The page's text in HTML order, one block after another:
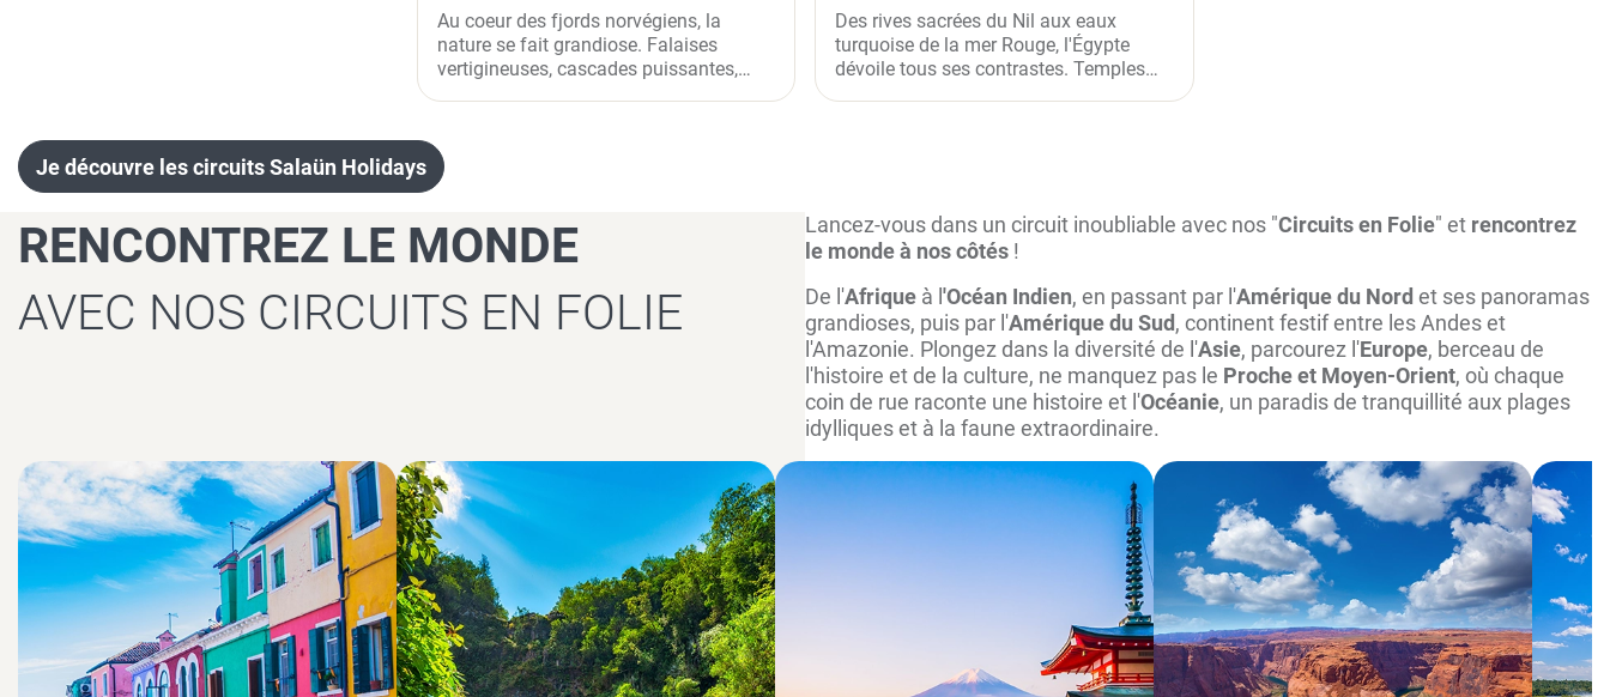
Au coeur des fjords norvégiens, la
nature se fait grandiose. Falaises
vertigineuses, cascades puissantes,
Des rives sacrées du Nil aux eaux
turquoise de la mer Rouge, l'Égypte
dévoile tous ses contrastes. Temples
Je découvre les circuits Salaün Holidays
RENCONTREZ LE MONDE
AVEC NOS CIRCUITS EN FOLIE
Lancez-vous dans un circuit inoubliable avec nos "Circuits en Folie" et rencontrez
le monde à nos côtés !
De l'Afrique à l 'Océan Indien, en passant par l'Amérique du Nord et ses panoramas
grandioses, puis par l'Amérique du Sud, continent festif entre les Andes et
l'Amazonie. Plongez dans la diversité de l'Asie, parcourez l'Europe, berceau de
l'histoire et de la culture, ne manquez pas le Proche et Moyen-Orient, où chaque
coin de rue raconte une histoire et l'Océanie, un paradis de tranquillité aux plages
idylliques et à la faune extraordinaire.